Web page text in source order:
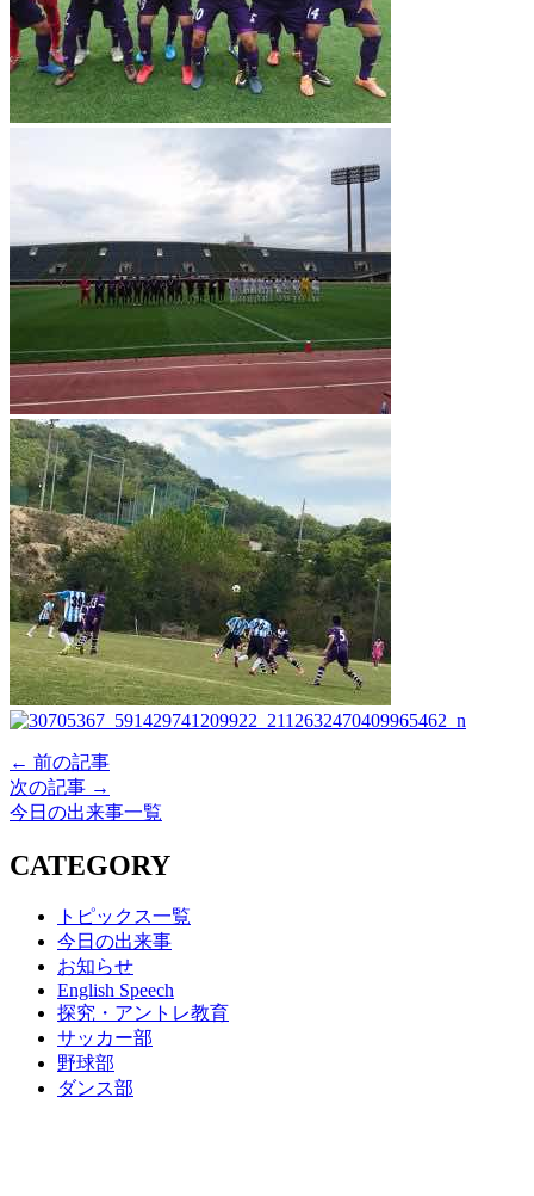
← 前の記事
次の記事 →
今日の出来事一覧
CATEGORY
トピックス一覧
今日の出来事
お知らせ
English Speech
探究・アントレ教育
サッカー部
野球部
ダンス部